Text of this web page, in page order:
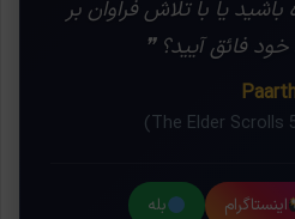
باشید یا با تلاش فراوان بر
فائق آیید؟ ❞
اینستاگرام
بله